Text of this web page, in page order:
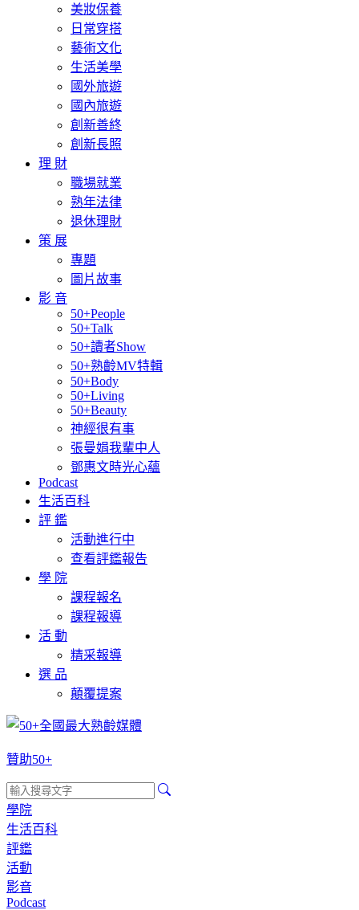
美妝保養
日常穿搭
藝術文化
生活美學
國外旅遊
國內旅遊
創新善終
創新長照
理 財
職場就業
熟年法律
退休理財
策 展
專題
圖片故事
影 音
50+People
50+Talk
50+讀者Show
50+熟齡MV特輯
50+Body
50+Living
50+Beauty
神經很有事
張曼娟我輩中人
鄧惠文時光心蘊
Podcast
生活百科
評 鑑
活動進行中
查看評鑑報告
學 院
課程報名
課程報導
活 動
精采報導
選 品
顛覆提案
贊助50+
學院
生活百科
評鑑
活動
影音
Podcast